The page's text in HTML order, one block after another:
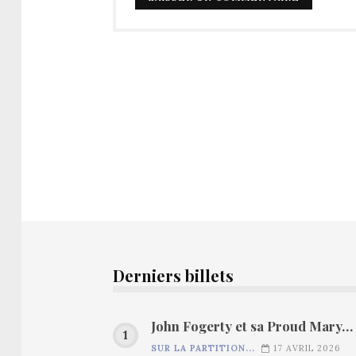
Derniers billets
John Fogerty et sa Proud Mary…
SUR LA PARTITION... 17 AVRIL 2026